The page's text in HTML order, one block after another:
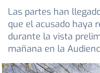
Las partes han
que el acusado haya
durante la vista
mañana en la